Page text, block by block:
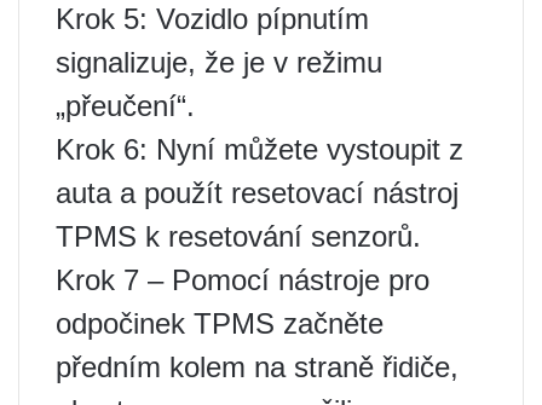
Krok 5: Vozidlo pípnutím
signalizuje, že je v režimu
„přeučení“.
Krok 6: Nyní můžete vystoupit z
auta a použít resetovací nástroj
TPMS k resetování senzorů.
Krok 7 – Pomocí nástroje pro
odpočinek TPMS začněte
předním kolem na straně řidiče,